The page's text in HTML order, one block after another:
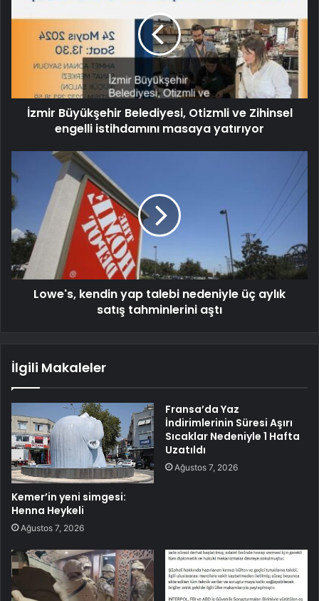
İzmir Büyükşehir Belediyesi, Otizmli ve Zihinsel
engelli istihdamını masaya yatırıyor
Lowe's, kendin yap talebi nedeniyle üç aylık
satış tahminlerini aştı
İlgili Makaleler
Kemer’in yeni simgesi:
Henna Heykeli
Ağustos 7, 2026
Fransa’da Yaz
İndirimlerinin Süresi Aşırı
Sıcaklar Nedeniyle 1 Hafta
Uzatıldı
Ağustos 7, 2026